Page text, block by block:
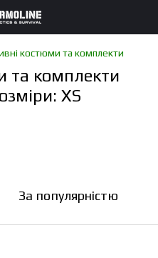
костюми та комплекти
та комплекти
XS
За популярністю